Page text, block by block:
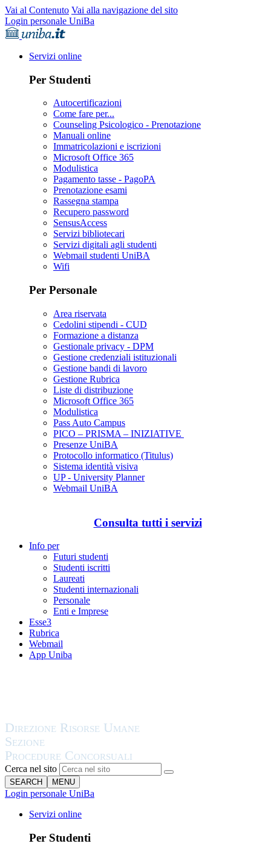
Vai al Contenuto Vai alla navigazione del sito
Login personale UniBa
Servizi online
Per Studenti
Autocertificazioni
Come fare per...
Counseling Psicologico - Prenotazione
Manuali online
Immatricolazioni e iscrizioni
Microsoft Office 365
Modulistica
Pagamento tasse - PagoPA
Prenotazione esami
Rassegna stampa
Recupero password
SensusAccess
Servizi bibliotecari
Servizi digitali agli studenti
Webmail studenti UniBA
Wifi
Per Personale
Area riservata
Cedolini stipendi - CUD
Formazione a distanza
Gestionale privacy - DPM
Gestione credenziali istituzionali
Gestione bandi di lavoro
Gestione Rubrica
Liste di distribuzione
Microsoft Office 365
Modulistica
Pass Auto Campus
PICO – PRISMA – INIZIATIVE
Presenze UniBA
Protocollo informatico (Titulus)
Sistema identità visiva
UP - University Planner
Webmail UniBA
Consulta tutti i servizi
Info per
Futuri studenti
Studenti iscritti
Laureati
Studenti internazionali
Personale
Enti e Imprese
Esse3
Rubrica
Webmail
App Uniba
Cerca nel sito
SEARCH MENU
Login personale UniBa
Servizi online
Per Studenti